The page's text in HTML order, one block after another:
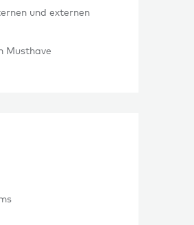
und externen
Musthave